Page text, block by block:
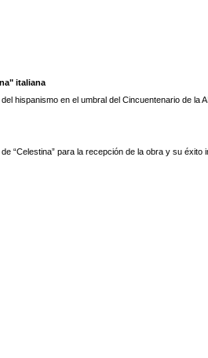
italiana
hispanismo en el umbral del Cincuentenario de la
“Celestina” para la recepción de la obra y su